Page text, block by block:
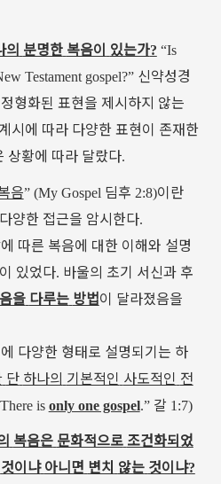
의 분명한 복음이 있는가? “Is
Testament gospel?” 신약성경
정형화된 표현을 제시하지 않는
시에 따라 다양한표현이 존재한
상황에 따라 달랐다.
음” (My Gospel 딤후 2:8)이란
다양한 접근을 암시한다.
따른 복음에 대한 이해와 설명
있었다. 바울의 초기 서신과 후
을 다루는 방법이 달라졌음을
다양한 형태로 설명되기는 하
단 하나의 기본적인 사도적인 전
There is only one gospel.” 갈 1:7)
복음은 문화적으로 조건화되었
것이냐 아니면 변치 않는 것이냐?